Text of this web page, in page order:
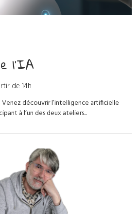
l’IA
de 14h
découvrir l’intelligence artificielle
à l’un des deux ateliers...